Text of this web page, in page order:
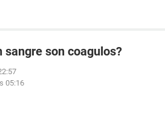
sangre son coagulos?
05:16